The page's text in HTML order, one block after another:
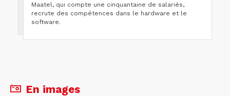
Maatel, qui compte une cinquantaine de salariés,
recrute des compétences dans le hardware et le
software.
En images